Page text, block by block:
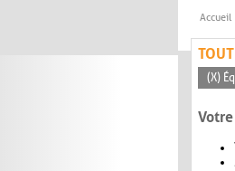
Accueil
(X)